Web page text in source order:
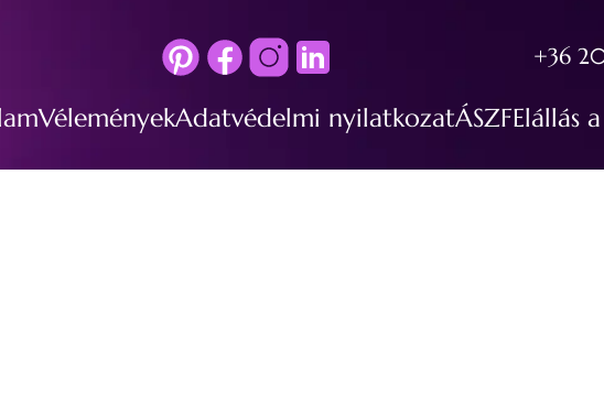
+36
VéleményekAdatvédelmi nyilatkozatÁSZFElállás